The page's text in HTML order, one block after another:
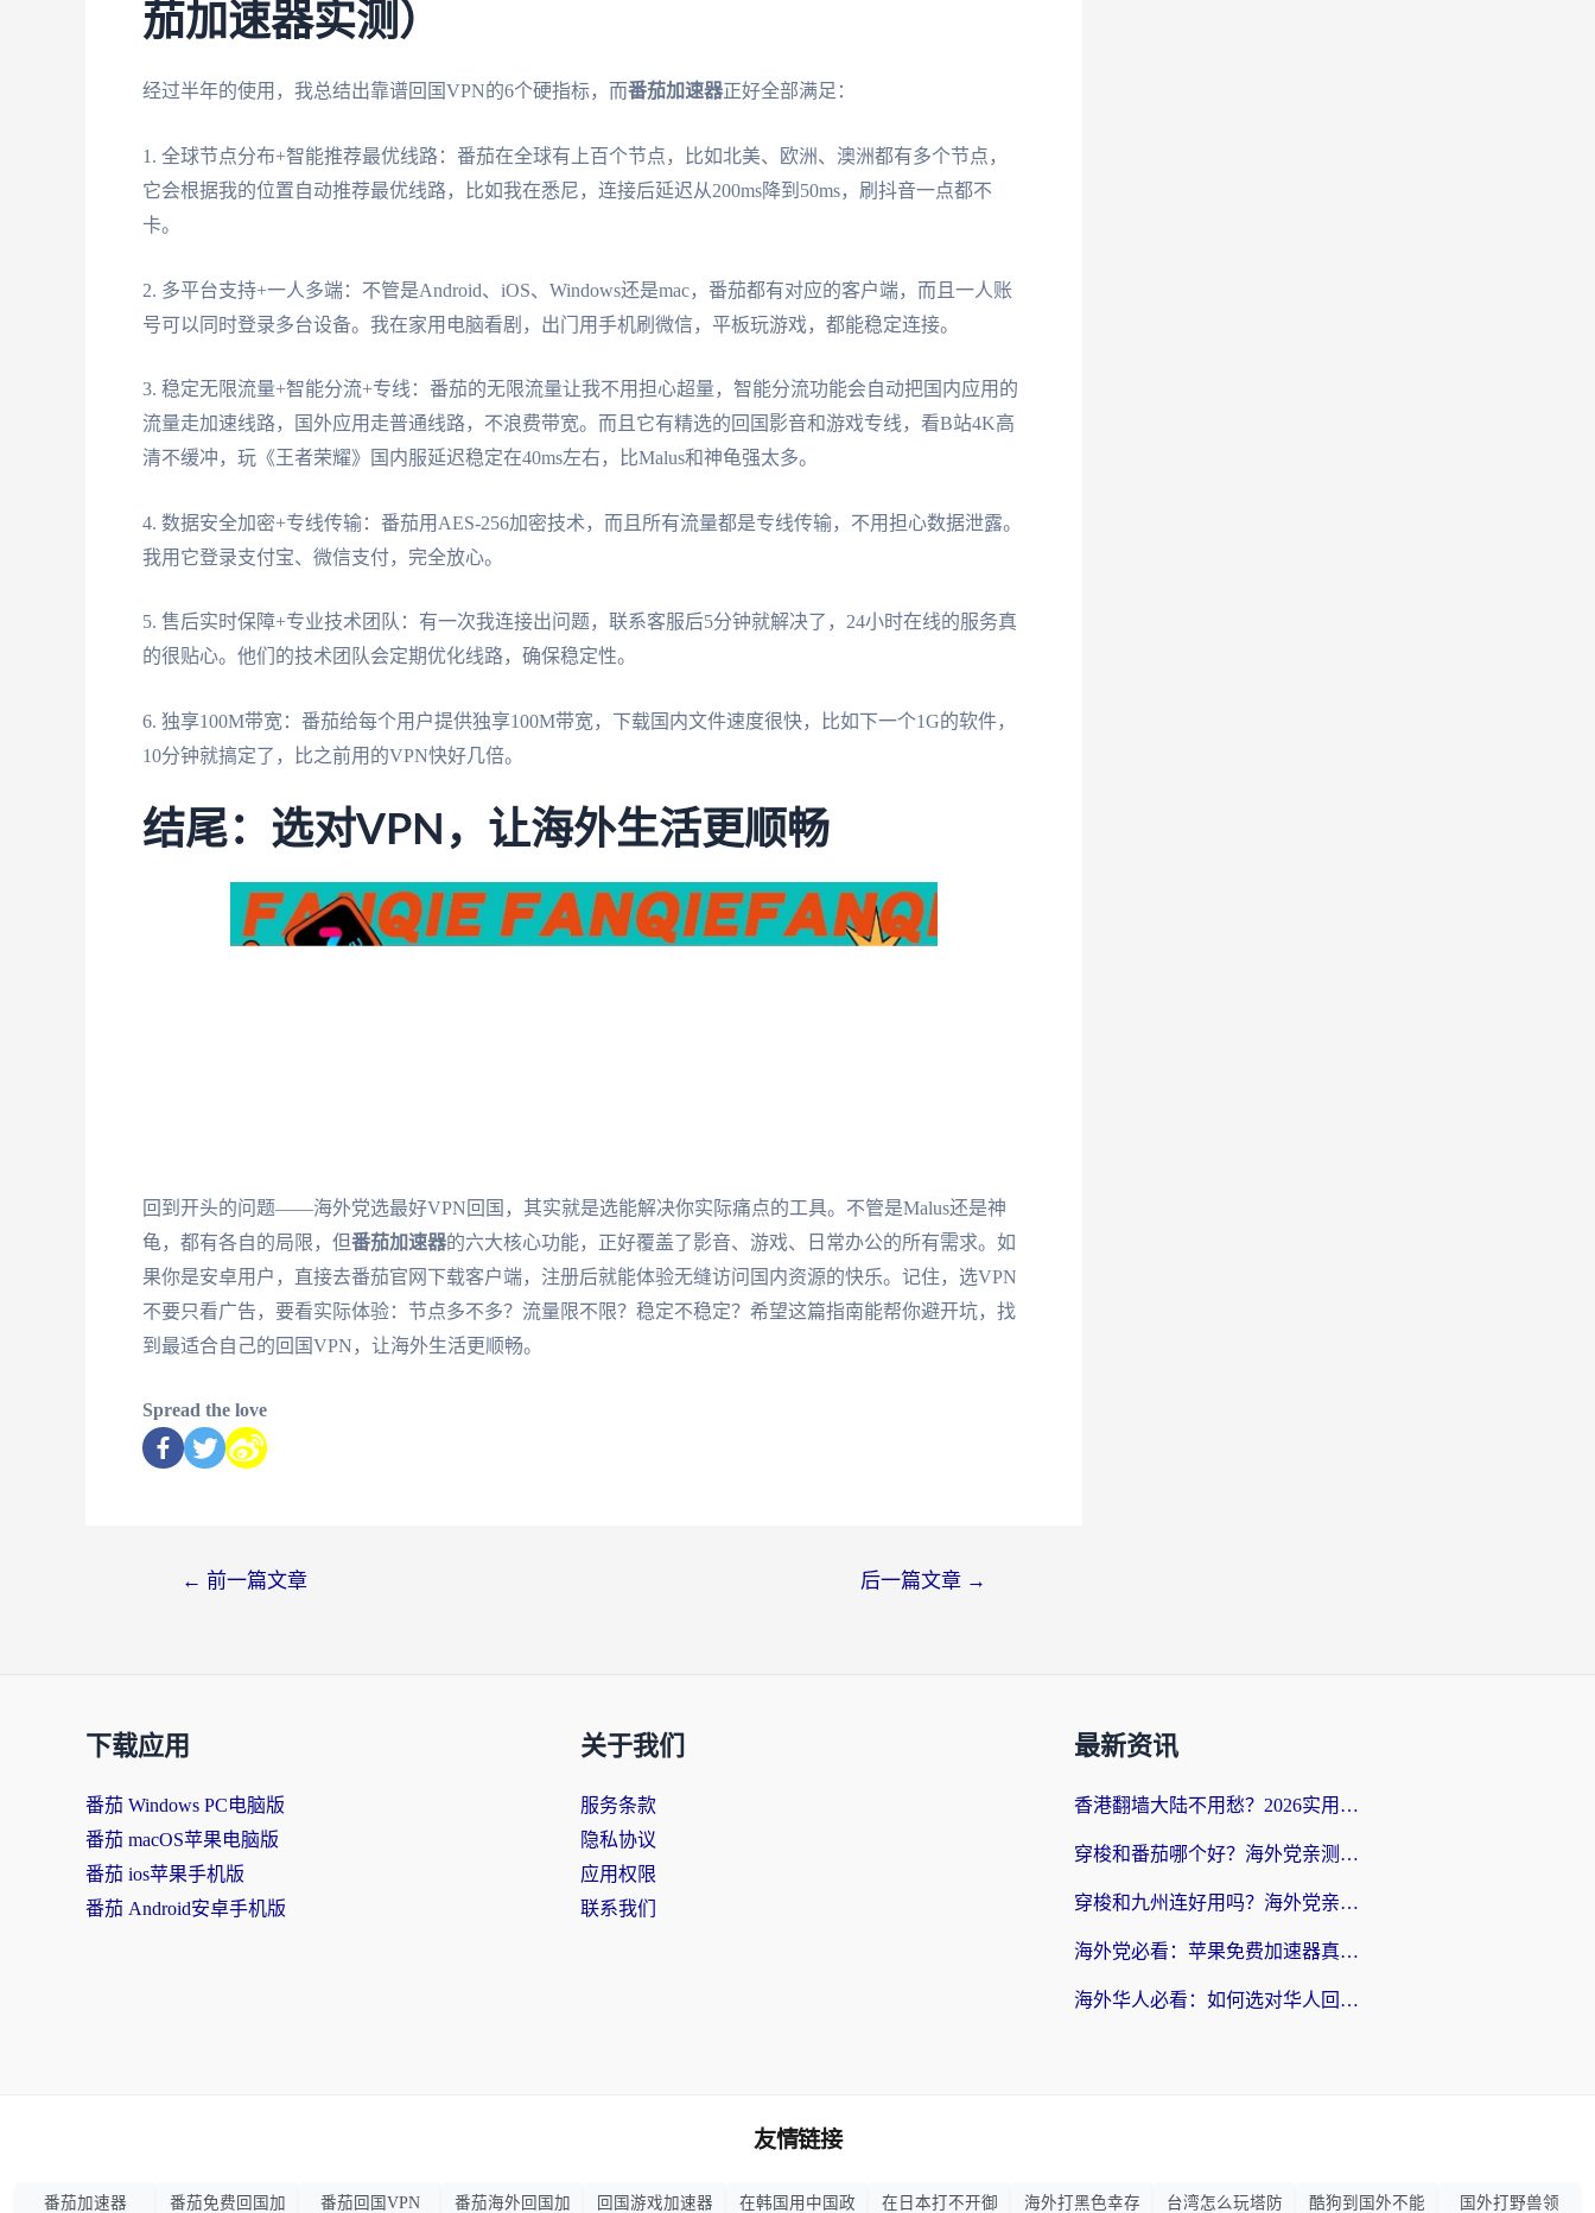
茄加速器实测）
经过半年的使用，我总结出靠谱回国VPN的6个硬指标，而番茄加速器正好全部满足：
1. 全球节点分布+智能推荐最优线路：番茄在全球有上百个节点，比如北美、欧洲、澳洲都有多个节点，
它会根据我的位置自动推荐最优线路，比如我在悉尼，连接后延迟从200ms降到50ms，刷抖音一点都不
卡。
2. 多平台支持+一人多端：不管是Android、iOS、Windows还是mac，番茄都有对应的客户端，而且一人账
号可以同时登录多台设备。我在家用电脑看剧，出门用手机刷微信，平板玩游戏，都能稳定连接。
3. 稳定无限流量+智能分流+专线：番茄的无限流量让我不用担心超量，智能分流功能会自动把国内应用的
流量走加速线路，国外应用走普通线路，不浪费带宽。而且它有精选的回国影音和游戏专线，看B站4K高
清不缓冲，玩《王者荣耀》国内服延迟稳定在40ms左右，比Malus和神龟强太多。
4. 数据安全加密+专线传输：番茄用AES-256加密技术，而且所有流量都是专线传输，不用担心数据泄露。
我用它登录支付宝、微信支付，完全放心。
5. 售后实时保障+专业技术团队：有一次我连接出问题，联系客服后5分钟就解决了，24小时在线的服务真
的很贴心。他们的技术团队会定期优化线路，确保稳定性。
6. 独享100M带宽：番茄给每个用户提供独享100M带宽，下载国内文件速度很快，比如下一个1G的软件，
10分钟就搞定了，比之前用的VPN快好几倍。
结尾：选对VPN，让海外生活更顺畅
回到开头的问题——海外党选最好VPN回国，其实就是选能解决你实际痛点的工具。不管是Malus还是神
龟，都有各自的局限，但番茄加速器的六大核心功能，正好覆盖了影音、游戏、日常办公的所有需求。如
果你是安卓用户，直接去番茄官网下载客户端，注册后就能体验无缝访问国内资源的快乐。记住，选VPN
不要只看广告，要看实际体验：节点多不多？流量限不限？稳定不稳定？希望这篇指南能帮你避开坑，找
到最适合自己的回国VPN，让海外生活更顺畅。
Spread the love
← 前一篇文章 后一篇文章 →
下载应用
番茄 Windows PC电脑版
番茄 macOS苹果电脑版
番茄 ios苹果手机版
番茄 Android安卓手机版
关于我们
服务条款
隐私协议
应用权限
联系我们
最新资讯
香港翻墙大陆不用愁？2026实用回国加速器指南：从选到用一步到位
穿梭和番茄哪个好？海外党亲测：这3点帮你选对回国加速器
穿梭和九州连好用吗？海外党亲测：3步选对回国加速器，无缝刷国内剧玩国服
海外党必看：苹果免费加速器真的能解决回国访问难题吗？附实测对比与全平台方案
海外华人必看：如何选对华人回国VPN，无缝刷国内剧、玩手游？
友情链接
番茄加速器 番茄免费回国加 番茄回国VPN 番茄海外回国加 回国游戏加速器 在韩国用中国政 在日本打不开御 海外打黑色幸存 台湾怎么玩塔防 酷狗到国外不能 国外打野兽领